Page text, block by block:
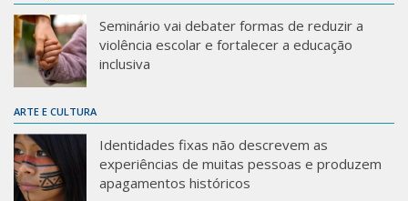
Seminário vai debater formas de reduzir a
violência escolar e fortalecer a educação
inclusiva
ARTE E CULTURA
Identidades fixas não descrevem as
experiências de muitas pessoas e produzem
apagamentos históricos